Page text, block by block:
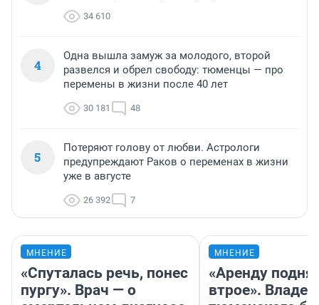
34 610
4
Одна вышла замуж за молодого, второй
развелся и обрел свободу: тюменцы — про
перемены в жизни после 40 лет
30 181 48
5
Потеряют голову от любви. Астрологи
предупреждают Раков о переменах в жизни
уже в августе
26 392 7
МНЕНИЕ
«Спуталась речь, понес
пургу». Врач — о
МНЕНИЕ
«Аренду
втрое».